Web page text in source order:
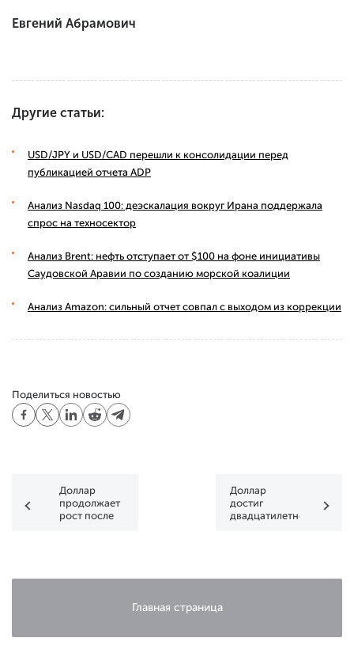
Евгений Абрамович
Другие статьи:
USD/JPY и USD/CAD перешли к консолидации перед
публикацией отчета ADP
Анализ Nasdaq 100: деэскалация вокруг Ирана поддержала
спрос на техносектор
Анализ Brent: нефть отступает от $100 на фоне инициативы
Саудовской Аравии по созданию морской коалиции
Анализ Amazon: сильный отчет совпал с выходом из коррекции
Поделиться новостью
Доллар
продолжает
рост после
Доллар
достиг
двадцатилетнего
Главная страница